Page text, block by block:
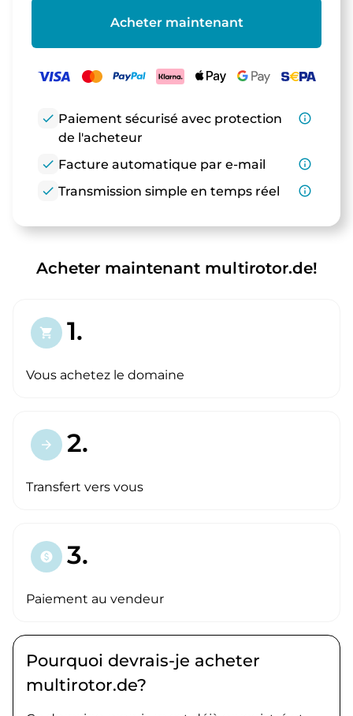
Acheter maintenant
check Paiement sécurisé avec protection
de l'acheteur
info_outline
check Facture automatique par e-mail
info_outline
check Transmission simple en temps réel info_outline
Acheter maintenant multirotor.de!
shopping_cart 1.
Vous achetez le domaine
arrow_forward 2.
Transfert vers vous
paid 3.
Paiement au vendeur
Pourquoi devrais-je acheter
multirotor.de?